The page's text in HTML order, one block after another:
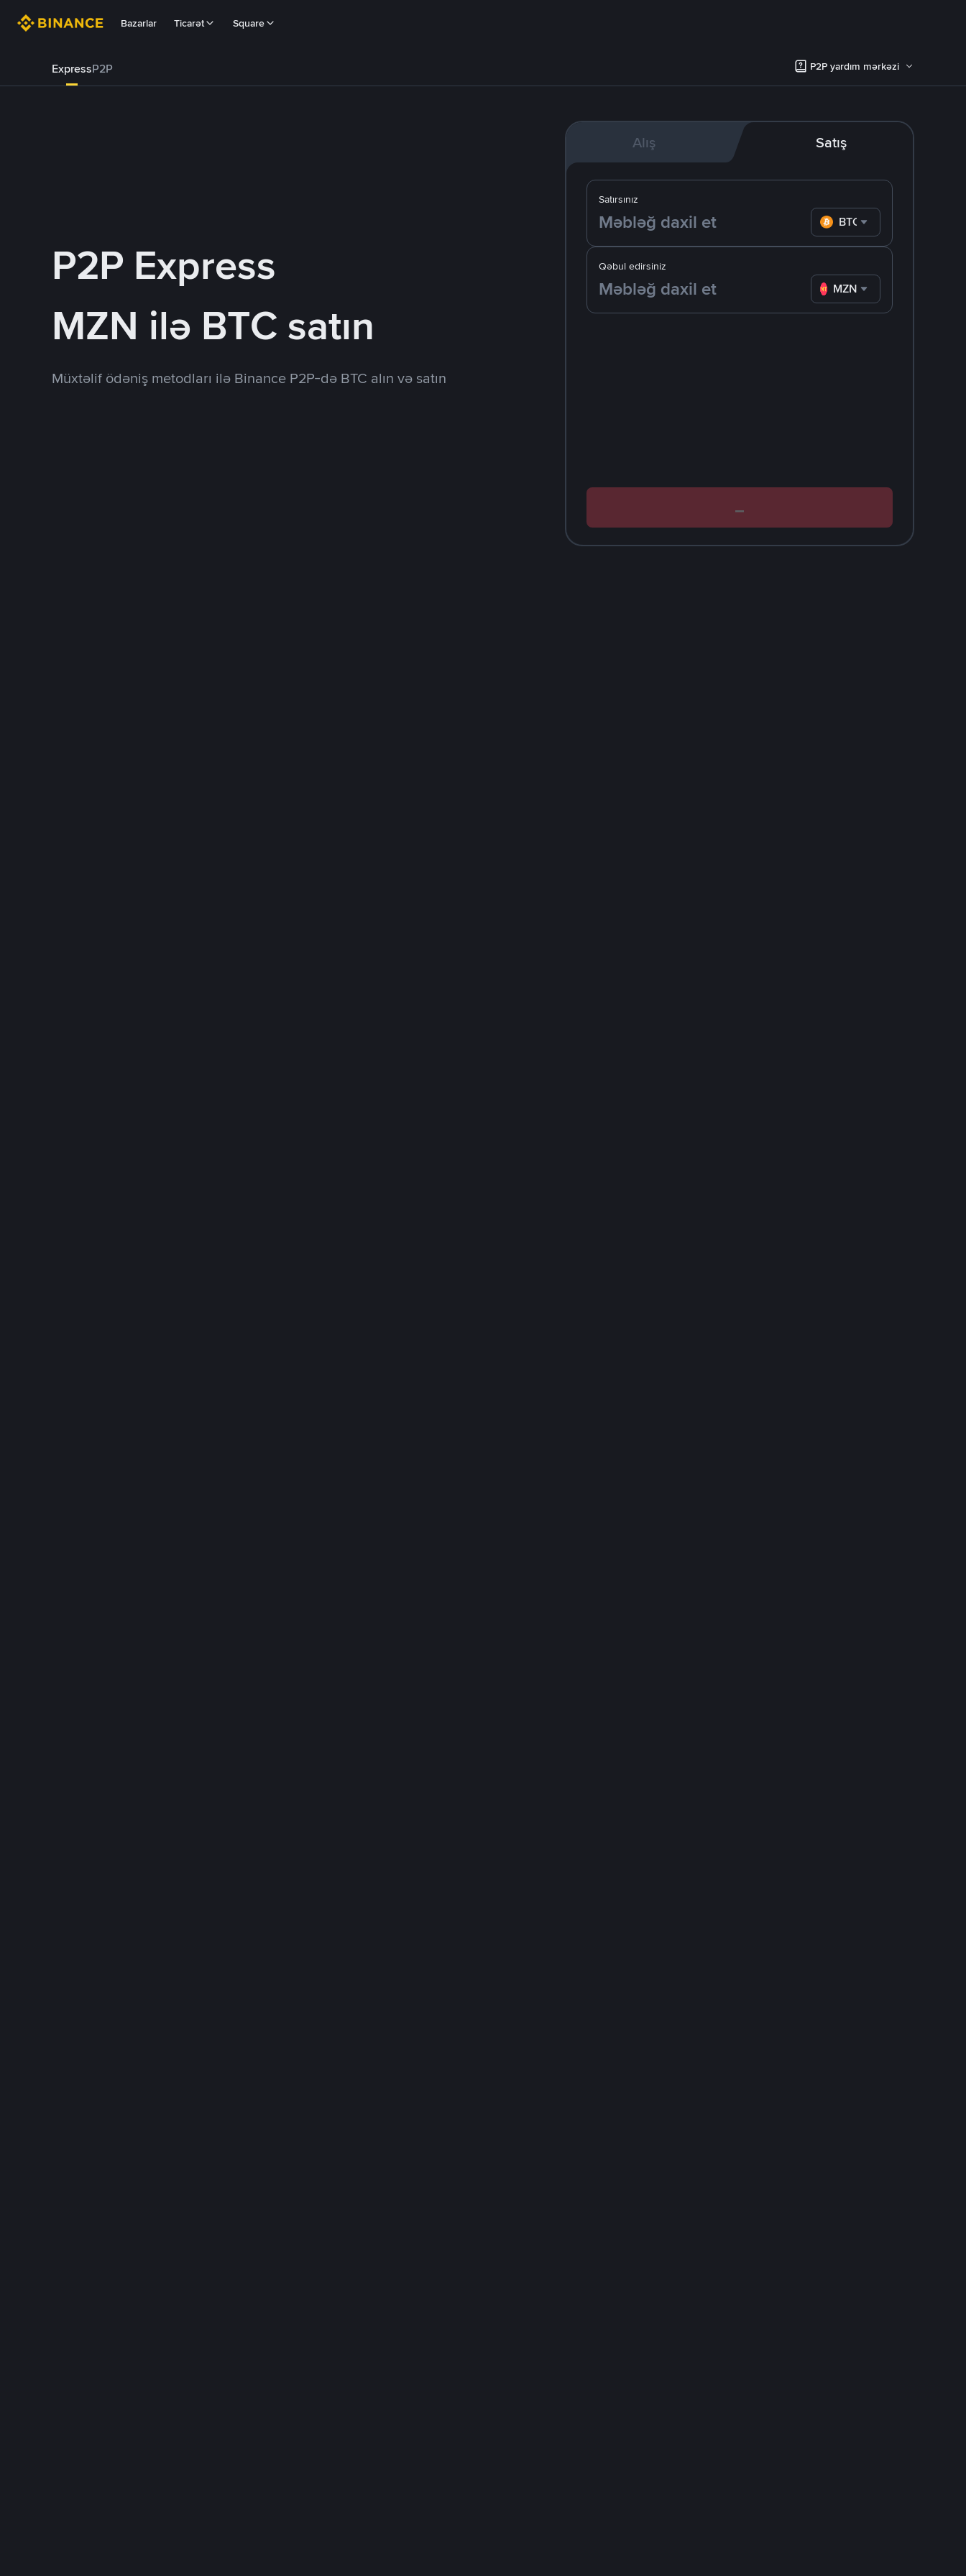
Bazarlar Ticarət Square
ExpressP2P P2P yardım mərkəzi
P2P Express
MZN ilə BTC satın
Müxtəlif ödəniş metodları ilə Binance P2P-də BTC alın və satın
Alış Satış
Qəbul edirsiniz
MZN
Satırsınız
BTC